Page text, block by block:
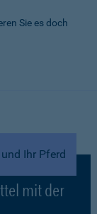
Sie es doch
Ihr Pferd
mit der